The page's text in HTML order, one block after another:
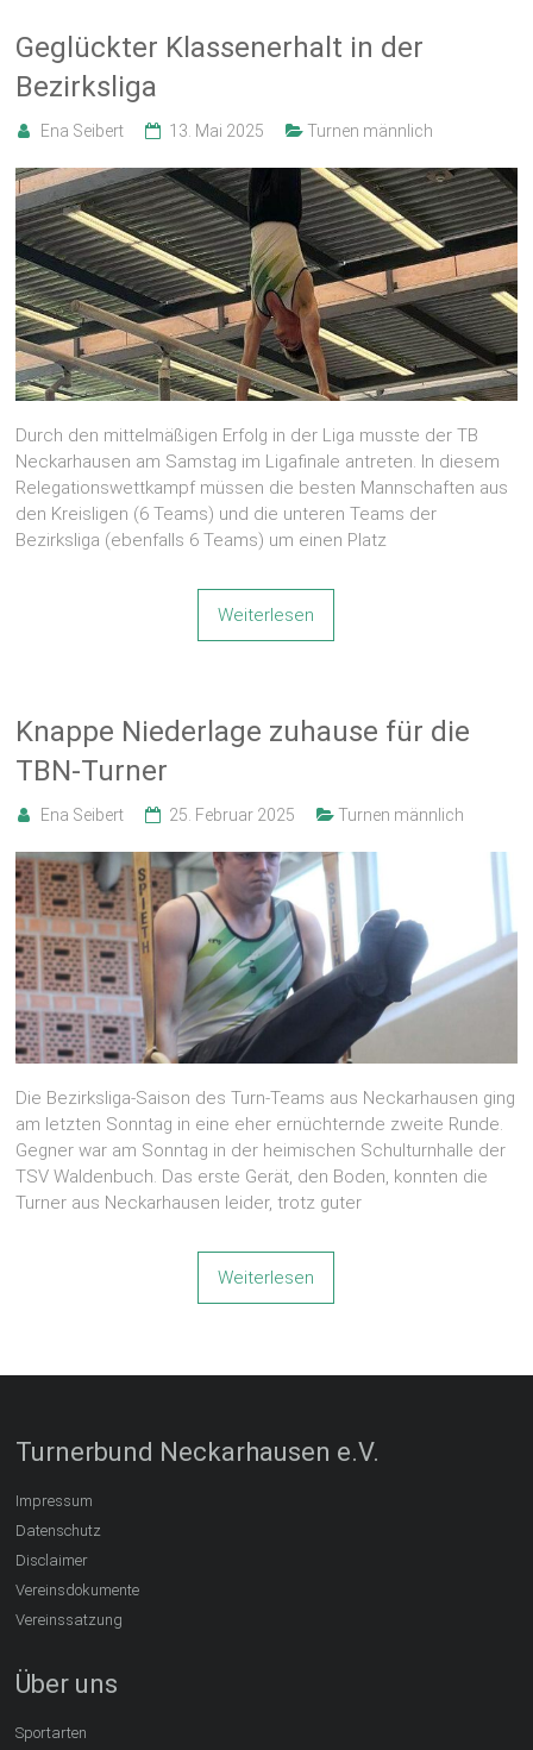
Geglückter Klassenerhalt in der
Bezirksliga
Ena Seibert 13. Mai 2025 Turnen männlich
Durch den mittelmäßigen Erfolg in der Liga musste der TB
Neckarhausen am Samstag im Ligafinale antreten. In diesem
Relegationswettkampf müssen die besten Mannschaften aus
den Kreisligen (6 Teams) und die unteren Teams der
Bezirksliga (ebenfalls 6 Teams) um einen Platz
Weiterlesen
Knappe Niederlage zuhause für die
TBN-Turner
Ena Seibert 25. Februar 2025 Turnen männlich
Die Bezirksliga-Saison des Turn-Teams aus Neckarhausen ging
am letzten Sonntag in eine eher ernüchternde zweite Runde.
Gegner war am Sonntag in der heimischen Schulturnhalle der
TSV Waldenbuch. Das erste Gerät, den Boden, konnten die
Turner aus Neckarhausen leider, trotz guter
Weiterlesen
Turnerbund Neckarhausen e.V.
Impressum
Datenschutz
Disclaimer
Vereinsdokumente
Vereinssatzung
Über uns
Sportarten